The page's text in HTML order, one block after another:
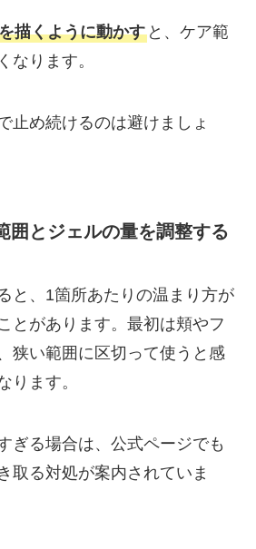
描くように動かすと、ケア範
なります。
止め続けるのは避けましょ
とジェルの量を調整する
と、1箇所あたりの温まり方が
とがあります。最初は頬やフ
狭い範囲に区切って使うと感
ります。
ぎる場合は、公式ページでも
取る対処が案内されていま